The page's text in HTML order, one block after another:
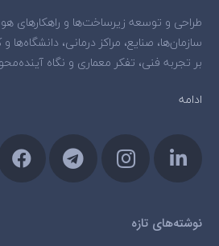
طراحی و توسعه زیرساخت‌ها و راهکارهای
سازمان‌ها، صنایع، مراکز درمانی،
بر تجربه فنی، تفکر معماری و نگاه
ادامه
نوشته‌های تازه